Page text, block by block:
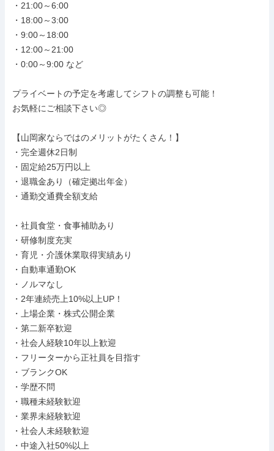
・21:00～6:00
・18:00～3:00
・9:00～18:00
・12:00～21:00
・0:00～9:00 など
プライベートの予定を考慮してシフトの調整も可能！
お気軽にご相談下さい◎
【山岡家ならではのメリットがたくさん！】
・完全週休2日制
・固定給25万円以上
・退職金あり（確定拠出年金）
・通勤交通費全額支給
・社員食堂・食事補助あり
・研修制度充実
・育児・介護休業取得実績あり
・自動車通勤OK
・ノルマなし
・2年連続売上10%以上UP！
・上場企業・株式公開企業
・第二新卒歓迎
・社会人経験10年以上歓迎
・フリーターから正社員を目指す
・ブランクOK
・学歴不問
・職種未経験歓迎
・業界未経験歓迎
・社会人未経験歓迎
・中途入社50%以上